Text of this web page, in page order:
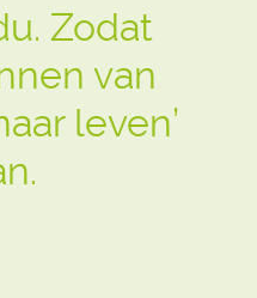
Zodat
van
leven’